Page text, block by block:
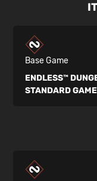
Base Game
ENDLESS™
STANDARD GAME